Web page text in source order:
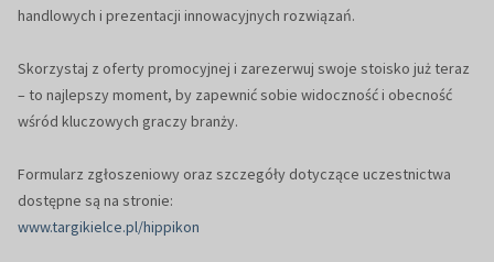
handlowych i prezentacji innowacyjnych rozwiązań.
Skorzystaj z oferty promocyjnej i zarezerwuj swoje stoisko już teraz
– to najlepszy moment, by zapewnić sobie widoczność i obecność
wśród kluczowych graczy branży.
Formularz zgłoszeniowy oraz szczegóły dotyczące uczestnictwa
dostępne są na stronie:
www.targikielce.pl/hippikon